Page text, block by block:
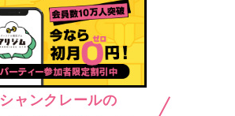
シャンクレールの